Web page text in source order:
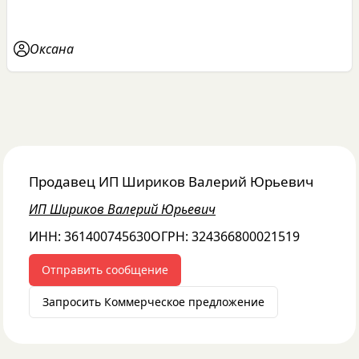
Оксана
Продавец ИП Шириков Валерий Юрьевич
ИП Шириков Валерий Юрьевич
ИНН: 361400745630ОГРН: 324366800021519
Отправить сообщение
Запросить Коммерческое предложение